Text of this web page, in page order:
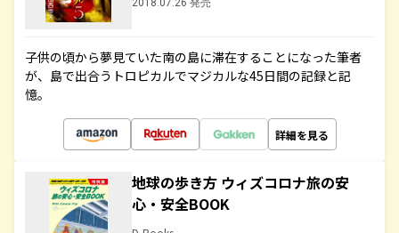
2018.07.26 発売
子供の頃から夢見ていた南の島に滞在することになった筆者
が、島で出合うトロピカルでマジカルな45日間の記録と記
憶。
詳細を見る
地球の歩き方 ウィズコロナ旅の安
心・安全BOOK